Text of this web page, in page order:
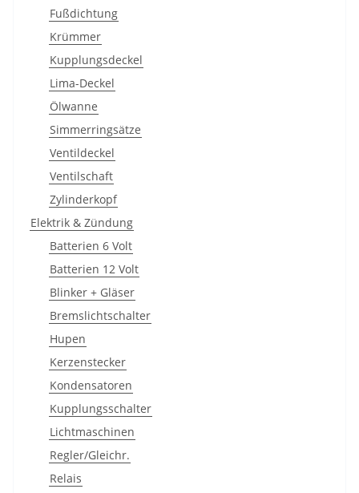
Fußdichtung
Krümmer
Kupplungsdeckel
Lima-Deckel
Ölwanne
Simmerringsätze
Ventildeckel
Ventilschaft
Zylinderkopf
Elektrik & Zündung
Batterien 6 Volt
Batterien 12 Volt
Blinker + Gläser
Bremslichtschalter
Hupen
Kerzenstecker
Kondensatoren
Kupplungsschalter
Lichtmaschinen
Regler/Gleichr.
Relais